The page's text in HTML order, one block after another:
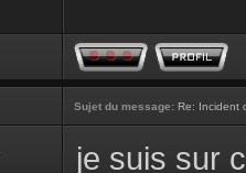
Sujet du message: Re: Incident
je suis sur